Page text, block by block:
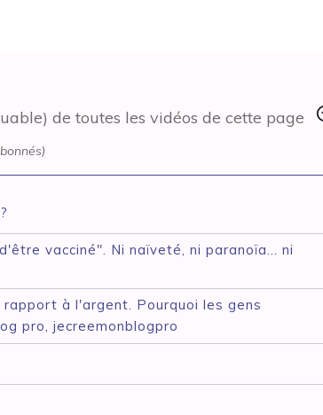
de toutes les vidéos de cette page
vacciné". Ni naïveté, ni paranoïa... ni
à l'argent. Pourquoi les gens
pro, jecreemonblogpro